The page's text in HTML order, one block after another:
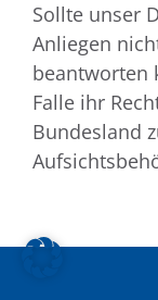
Sollte unser
Anliegen
beantworten
Falle ihr
Bundesland